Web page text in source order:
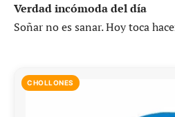
Verdad incómoda del día
Soñar no es sanar. Hoy toca
CHOLLONES